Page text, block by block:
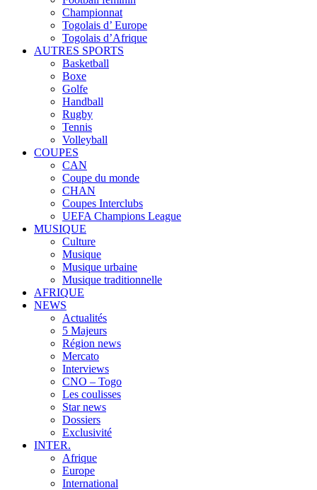
Championnat
Togolais d’ Europe
Togolais d’Afrique
AUTRES SPORTS
Basketball
Boxe
Golfe
Handball
Rugby
Tennis
Volleyball
COUPES
CAN
Coupe du monde
CHAN
Coupes Interclubs
UEFA Champions League
MUSIQUE
Culture
Musique
Musique urbaine
Musique traditionnelle
AFRIQUE
NEWS
Actualités
5 Majeurs
Région news
Mercato
Interviews
CNO – Togo
Les coulisses
Star news
Dossiers
Exclusivité
INTER.
Afrique
Europe
International